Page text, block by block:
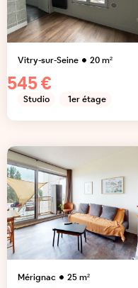
Vitry-sur-Seine 20m²
545 €
Studio 1er étage
Mérignac 25m²